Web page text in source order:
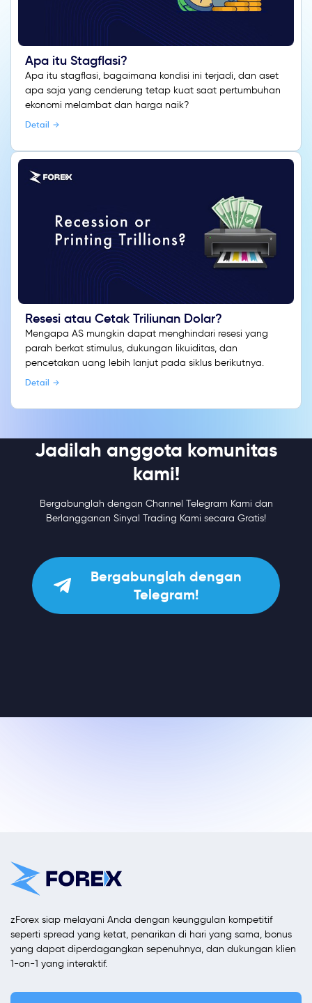
Apa itu Stagflasi?
Apa itu stagflasi, bagaimana kondisi ini terjadi, dan aset
apa saja yang cenderung tetap kuat saat pertumbuhan
ekonomi melambat dan harga naik?
Detail
Resesi atau Cetak Triliunan Dolar?
Mengapa AS mungkin dapat menghindari resesi yang
parah berkat stimulus, dukungan likuiditas, dan
pencetakan uang lebih lanjut pada siklus berikutnya.
Detail
Jadilah anggota komunitas
kami!
Bergabunglah dengan Channel Telegram Kami dan
Berlangganan Sinyal Trading Kami secara Gratis!
Bergabunglah dengan
Telegram!
zForex siap melayani Anda dengan keunggulan kompetitif
seperti spread yang ketat, penarikan di hari yang sama, bonus
yang dapat diperdagangkan sepenuhnya, dan dukungan klien
1-on-1 yang interaktif.